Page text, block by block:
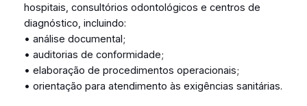
hospitais, consultórios odontológicos e centros de
diagnóstico, incluindo:
• análise documental;
• auditorias de conformidade;
• elaboração de procedimentos operacionais;
• orientação para atendimento às exigências sanitárias.